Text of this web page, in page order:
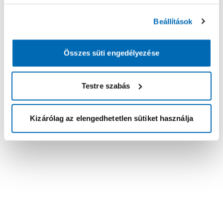
Beállítások
Összes süti engedélyezése
Testre szabás
Kizárólag az elengedhetetlen sütiket használja